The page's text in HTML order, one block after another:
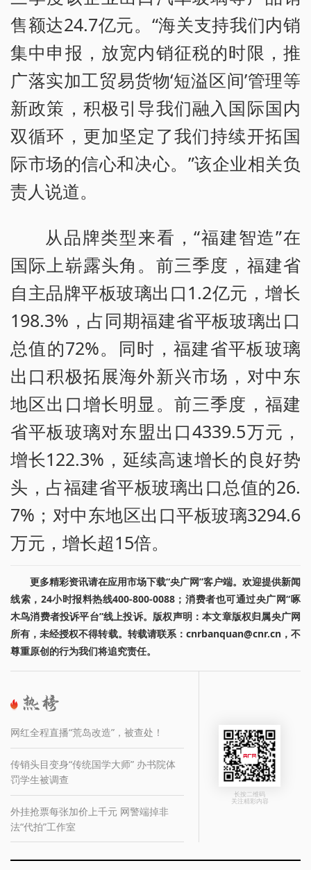
售额达24.7亿元。“海关支持我们内销
集中申报，放宽内销征税的时限，推
广落实加工贸易货物‘短溢区间’管理等
新政策，积极引导我们融入国际国内
双循环，更加坚定了我们持续开拓国
际市场的信心和决心。”该企业相关负
责人说道。
从品牌类型来看，“福建智造”在
国际上崭露头角。前三季度，福建省
自主品牌平板玻璃出口1.2亿元，增长
198.3%，占同期福建省平板玻璃出口
总值的72%。同时，福建省平板玻璃
出口积极拓展海外新兴市场，对中东
地区出口增长明显。前三季度，福建
省平板玻璃对东盟出口4339.5万元，
增长122.3%，延续高速增长的良好势
头，占福建省平板玻璃出口总值的26.
7%；对中东地区出口平板玻璃3294.6
万元，增长超15倍。
更多精彩资讯请在应用市场下载“央广网”客户端。欢迎提供新闻
线索，24小时报料热线400-800-0088；消费者也可通过央广网“啄
木鸟消费者投诉平台”线上投诉。版权声明：本文章版权归属央广网
所有，未经授权不得转载。转载请联系：cnrbanquan@cnr.cn，不
尊重原创的行为我们将追究责任。
网红全程直播“荒岛改造”，被查处！
传销头目变身“传统国学大师” 办书院体
罚学生被调查
外挂抢票每张加价上千元 网警端掉非
法“代拍”工作室
长按二维码
关注精彩内容